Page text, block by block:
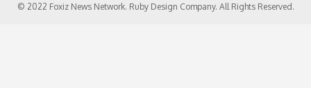
© 2022 Foxiz News Network. Ruby Design Company. All Rights Reserved.